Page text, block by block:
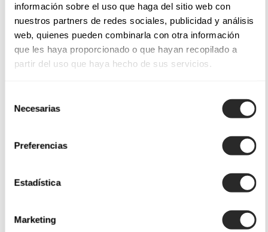
información sobre el uso que haga del sitio web con
nuestros partners de redes sociales, publicidad y análisis
web, quienes pueden combinarla con otra información
que les haya proporcionado o que hayan recopilado a
partir del uso que haya hecho de sus servicios.
Necesarias
Preferencias
Estadística
Marketing